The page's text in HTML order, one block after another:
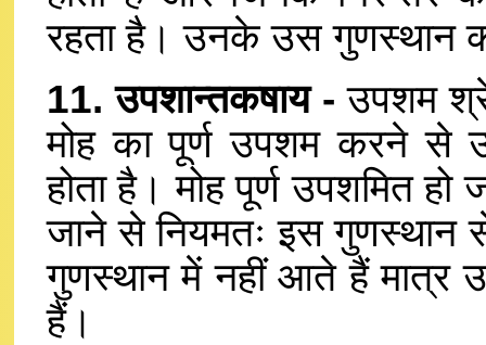
रहता है। उनके उस गुणस्थान की
11. उपशान्तकषाय - उपशम
मोह का पूर्ण उपशम करने से
होता है। मोह पूर्ण उपशमित हो
जाने से नियमतः इस गुणस्थान
गुणस्थान में नहीं आते हैं मात्र
हैं।